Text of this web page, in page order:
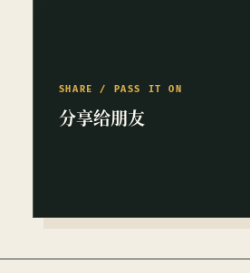
SHARE / PASS IT ON
分享给朋友